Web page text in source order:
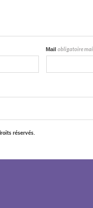
Mailobligatoire
réservés.